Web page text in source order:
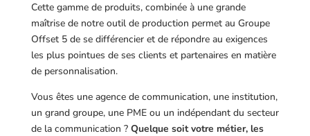
Cette gamme de produits, combinée à une grande
maîtrise de notre outil de production permet au Groupe
Offset 5 de se différencier et de répondre au exigences
les plus pointues de ses clients et partenaires en matière
de personnalisation.
Vous êtes une agence de communication, une institution,
un grand groupe, une PME ou un indépendant du secteur
de la communication ? Quelque soit votre métier, les